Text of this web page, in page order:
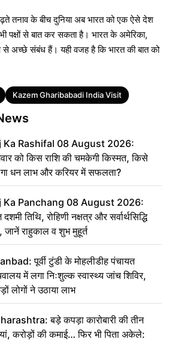
तनाव के बीच दुनिया अब भारत को एक ऐसे देश
पक्षों से बात कर सकता है। भारत के अमेरिका,
अच्छे संबंध हैं। यही वजह है कि भारत की बात को
Kazem Gharibabadi India Visit
Ka Rashifal 08 August 2026:
को किस राशि की चमकेगी किस्मत, किसे
धन लाभ और करियर में सफलता?
Ka Panchang 08 August 2026:
तिथि, रोहिणी नक्षत्र और सर्वार्थसिद्धि
जानें राहुकाल व शुभ मुहूर्त
पूर्वी टुंडी के मोहलीडीह पंचायत
में लगा निःशुल्क स्वास्थ्य जांच शिविर,
लोगों ने उठाया लाभ
बड़े कपड़ा कारोबारी की तीन
करोड़ों की कमाई… फिर भी पिता अकेले: